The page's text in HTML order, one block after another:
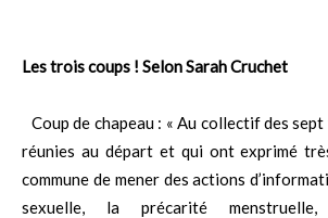
Les trois coups ! Selon Sarah Cruchet
Coup de chapeau : « Au collectif des
réunies au départ et qui ont exprimé
commune de mener des actions
sexuelle, la précarité